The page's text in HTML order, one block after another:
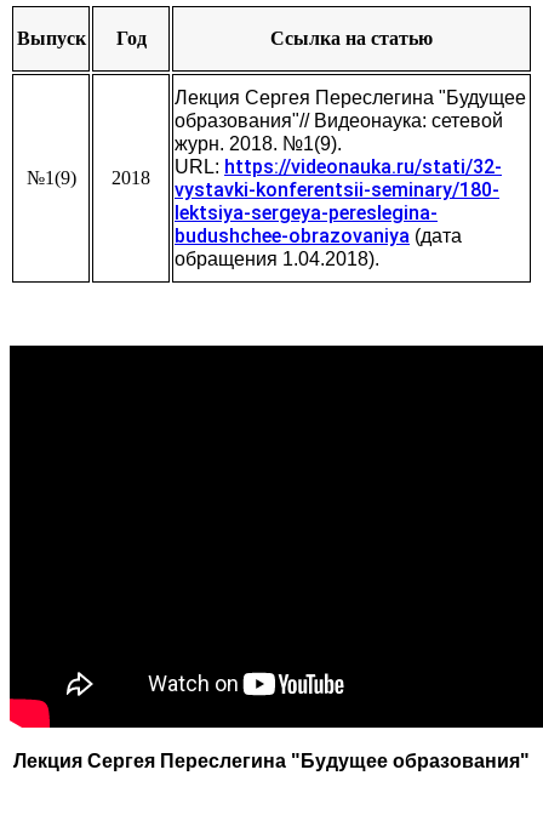
Выпуск Год Ссылка на статью
№1(9) 2018
Лекция Сергея Переслегина "Будущее
образования"// Видеонаука: сетевой
журн. 2018. №1(9).
URL: https://videonauka.ru/stati/32-
vystavki-konferentsii-seminary/180-
lektsiya-sergeya-pereslegina-
budushchee-obrazovaniya (дата
обращения 1.04.2018).
Лекция Сергея Переслегина "Будущее образования"